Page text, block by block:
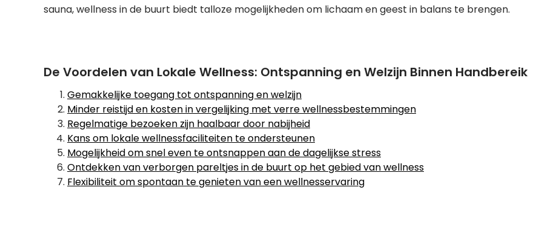
sauna, wellness in de buurt biedt talloze mogelijkheden om lichaam en geest in balans te brengen.
De Voordelen van Lokale Wellness: Ontspanning en Welzijn Binnen Handbereik
Gemakkelijke toegang tot ontspanning en welzijn
Minder reistijd en kosten in vergelijking met verre wellnessbestemmingen
Regelmatige bezoeken zijn haalbaar door nabijheid
Kans om lokale wellnessfaciliteiten te ondersteunen
Mogelijkheid om snel even te ontsnappen aan de dagelijkse stress
Ontdekken van verborgen pareltjes in de buurt op het gebied van wellness
Flexibiliteit om spontaan te genieten van een wellnesservaring